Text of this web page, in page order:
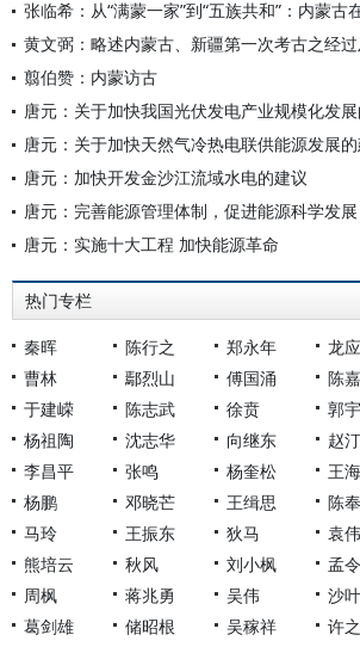
黄文弼：略述内蒙古、新疆第一次考古之经
翦伯赞：内蒙访古
唐元：关于加快我国光伏发电产业规模化发
唐元：关于加快天然气冷热电联供能源发展
唐元：加快开发金沙江流域水电的建议
唐元：完善能源管理体制，促进能源科学发展
唐元：实施十大工程 加快能源革命
热门专栏
秦晖 陈行之 郑永年 龙
曹林
鄢烈山 傅国涌 陈
于建嵘
陈志武 徐贲 郭
杨祖陶
沈志华 向继东 赵
李昌平
张鸣 杨奎松 王
杨鹏
邓晓芒 王缉思 陈
马玲
王振东 狄马 袁
熊培云
秋风 刘小枫 孟
周枫
蒋兆勇 吴伟 沙
葛剑雄
储昭根 吴稼祥 许